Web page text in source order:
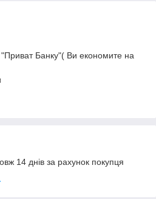
Банку"( Ви економите на
14 днів за рахунок покупця